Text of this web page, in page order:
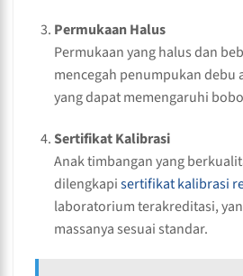
Permukaan Halus
Permukaan yang halus dan
mencegah penumpukan debu
yang dapat memengaruhi
Sertifikat Kalibrasi
Anak timbangan yang
dilengkapisertifikat kalibrasi
laboratorium terakreditasi,
massanya sesuai standar.